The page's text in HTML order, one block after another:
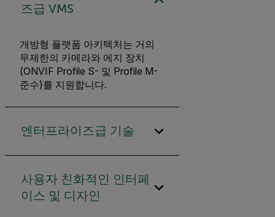
즈급 VMS
개방형 플랫폼 아키텍처는 거의
무제한의 카메라와 에지 장치
(ONVIF Profile S- 및 Profile M-
준수)를 지원합니다.
엔터프라이즈급 기술
사용자 친화적인 인터페
이스 및 디자인